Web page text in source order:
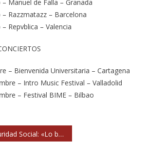
Manuel de Falla – Granada
– Razzmatazz – Barcelona
Repvblica – Valencia
– Bienvenida Universitaria – Cartagena
– Intro Music Festival – Valladolid
– Festival BIME – Bilbao
bueno de las crisis es que o nos buscamos la vida o nos vamos al garete»